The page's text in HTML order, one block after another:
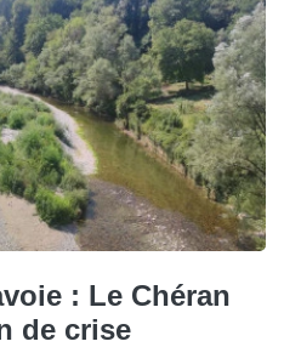
: Le Chéran
de crise